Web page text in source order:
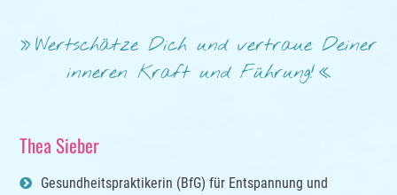
Wertschätze Dich und vertraue Deiner
inneren Kraft und Führung!
Thea Sieber
Gesundheitspraktikerin (BfG) für Entspannung und